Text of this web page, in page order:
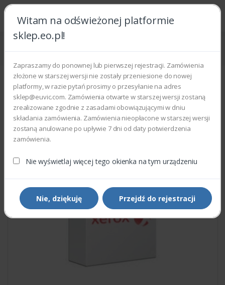
Witam na odświeżonej platformie
sklep.eo.pl!
Zapraszamy do ponownej lub pierwszej rejestracji. Zamówienia
złożone w starszej wersji nie zostały przeniesione do nowej
platformy, w razie pytań prosimy o przesyłanie na adres
sklep@euvic.com. Zamówienia otwarte w starszej wersji zostaną
zrealizowane zgodnie z zasadami obowiązującymi w dniu
składania zamówienia. Zamówienia nieopłacone w starszej wersji
zostaną anulowane po upływie 7 dni od daty potwierdzenia
zamówienia.
Nie wyświetlaj więcej tego okienka na tym urządzeniu
Nie, dziękuję Przejdź do rejestracji
Strona główna Części zamienne